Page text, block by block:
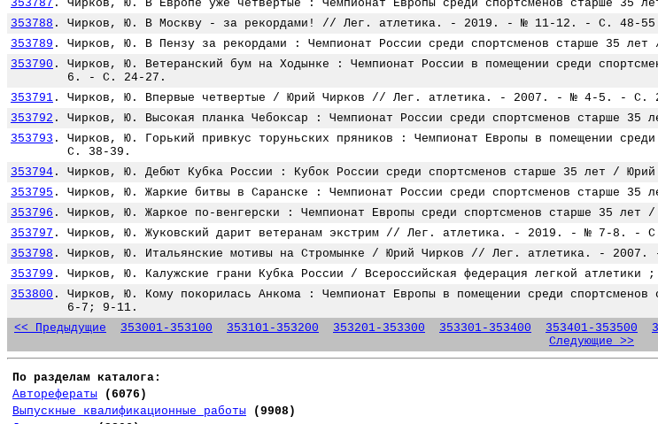
353787 . Чирков, Ю. В Европе уже четвертые : Чемпионат Европы среди спортсменов
353788 . Чирков, Ю. В Москву - за рекордами! // Лег. атлетика. - 2019. - № 11-12. - С. 48-
353789 . Чирков, Ю. В Пензу за рекордами : Чемпионат России среди спортсменов старше
353790 .
Чирков, Ю. Ветеранский бум на Ходынке : Чемпионат России в помещении среди
6. - С. 24-27.
353791 . Чирков, Ю. Впервые четвертые / Юрий Чирков // Лег. атлетика. - 2007. - № 4-5. - С.
353792 . Чирков, Ю. Высокая планка Чебоксар : Чемпионат России среди спортсменов
353793 .
Чирков, Ю. Горький привкус торуньских пряников : Чемпионат Европы в помещении
С. 38-39.
353794 . Чирков, Ю. Дебют Кубка России : Кубок России среди спортсменов старше 35 лет /
353795 . Чирков, Ю. Жаркие битвы в Саранске : Чемпионат России среди спортсменов
353796 . Чирков, Ю. Жаркое по-венгерски : Чемпионат Европы среди спортсменов старше
353797 . Чирков, Ю. Жуковский дарит ветеранам экстрим // Лег. атлетика. - 2019. - № 7-8. -
353798 . Чирков, Ю. Итальянские мотивы на Стромынке / Юрий Чирков // Лег. атлетика. -
353799 . Чирков, Ю. Калужские грани Кубка России / Всероссийская федерация легкой
353800 .
Чирков, Ю. Кому покорилась Анкома : Чемпионат Европы в помещении среди
6-7; 9-11.
<< Предыдущие 353001-353100 353101-353200 353201-353300 353301-353400 353401-353500
Следующие >>
По разделам каталога:
Авторефераты
(6076)
Выпускные квалификационные работы
(9908)